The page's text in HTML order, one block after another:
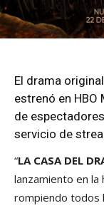
El drama
estrenó en HBO
de
servicio de
“LA CASA DEL
lanzamiento en la
rompiendo todos